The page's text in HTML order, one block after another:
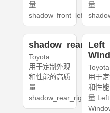
量
shadow_front_left。
量
shadow_rear_right
Toyota
用于定制外观
和性能的高质
量
shadow_rear_right。
Left
Toyota
用于
和性
量 Left